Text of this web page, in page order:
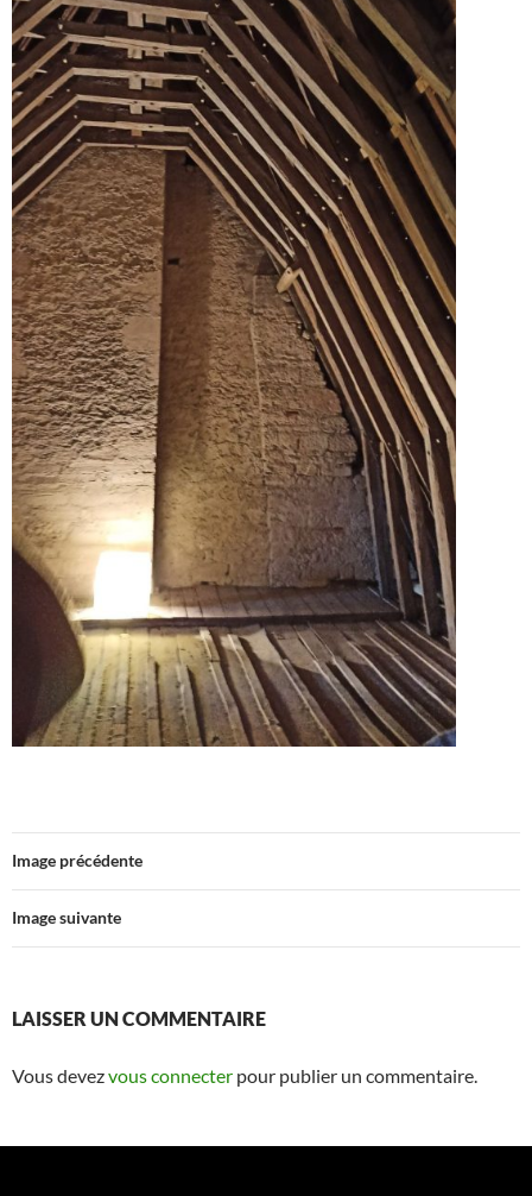
Image précédente
Image suivante
LAISSER UN COMMENTAIRE
Vous devezvous connecter pour publier un commentaire.